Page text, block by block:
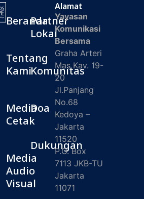
Beranda
Tentang
Kami
Media
Cetak
Media
Audio
Visual
Partner
Lokal
Komunitas
Doa
Dukungan
Alamat
Yayasan
Komunikasi
Bersama
Graha Arteri
Mas Kav. 19-
20
Jl.Panjang
No.68
Kedoya –
Jakarta
11520
P.O. Box
7113 JKB-TU
Jakarta
11071